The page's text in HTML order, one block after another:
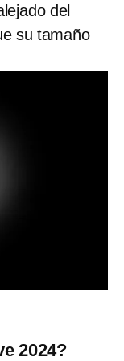
del
su tamaño
2024?